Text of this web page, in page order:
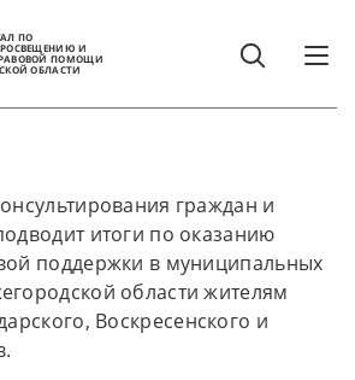
ПО
И
ПОМОЩИ
ОБЛАСТИ
граждан и
итоги по оказанию
поддержки в муниципальных
области жителям
Воскресенского и